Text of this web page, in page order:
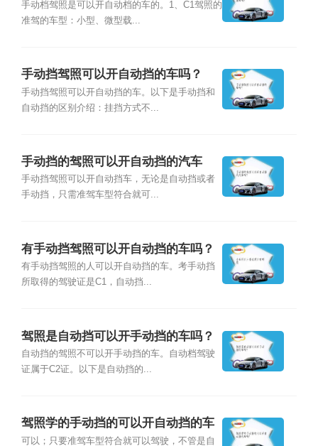
手动档驾照是可以开自动档的车的。1、C1驾照的
准驾的车型：小型、微型载...
手动挡驾照可以开自动挡的车吗？
手动挡驾照可以开自动挡的车。以下是手动挡和
自动挡的区别介绍：挂挡方式不...
手动挡的驾照可以开自动挡的汽车
吗？
手动挡驾照可以开自动挡车，无论是自动挡或者
手动挡，只需准驾车型符合就可...
有手动挡驾照可以开自动挡的车吗？
有手动挡驾照的人可以开自动挡的车。考手动挡
所取得的驾驶证是C1，自动挡...
驾照是自动挡可以开手动挡的车吗？
自动挡的驾照不可以开手动挡的车。自动档驾驶
证属于C2证。以下是自动挡的...
驾照学的手动挡的可以开自动挡的车
吗？
可以；只要准驾车型符合就可以驾驶，不管是自